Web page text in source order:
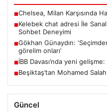
■Chelsea, Milan Karşısında
■Kelebek chat adresi İle
Sohbet Deneyimi
■Gökhan Günaydın:
görelim onları’
■İBB Davası’nda yeni gelişme:
■Beşiktaş’tan Mohamed
Güncel